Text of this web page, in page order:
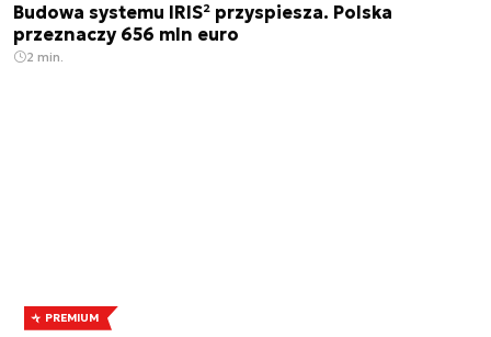
Budowa systemu IRIS² przyspiesza. Polska
przeznaczy 656 mln euro
2 min.
PREMIUM